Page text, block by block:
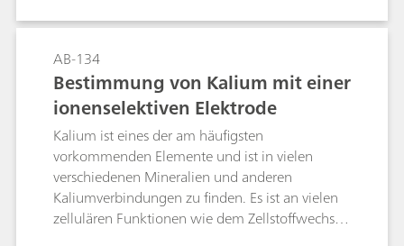
Auskochen aus alkalischer Lösung entfernt
werden. Es werden Methoden zur Bestimmung
von Kalium neben grösseren Überschüssen an
Natrium, Ammonium, Calcium und Magnesium
angegeben.
AB-134
Bestimmung von Kalium mit einer
ionenselektiven Elektrode
Kalium ist eines der am häufigsten
vorkommenden Elemente und ist in vielen
verschiedenen Mineralien und anderen
Kaliumverbindungen zu finden. Es ist an vielen
zellulären Funktionen wie dem Zellstoffwechsel